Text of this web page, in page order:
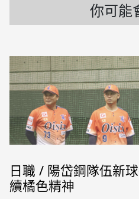
你可能
日職 / 陽岱鋼隊伍新
續橘色精神